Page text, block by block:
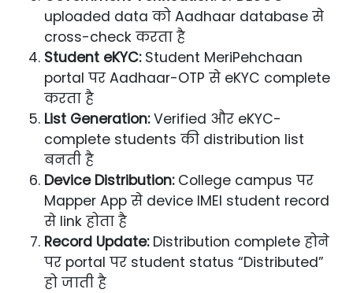
uploaded data को Aadhaar database से
cross-check करता है
Student eKYC:Student MeriPehchaan
portal पर Aadhaar-OTP से eKYC complete
करता है
List Generation:Verified और eKYC-
complete students की distribution list
बनती है
Device Distribution:College campus पर
Mapper App से device IMEI student record
से link होता है
Record Update:Distribution complete होने
पर portal पर student status “Distributed”
हो जाती है